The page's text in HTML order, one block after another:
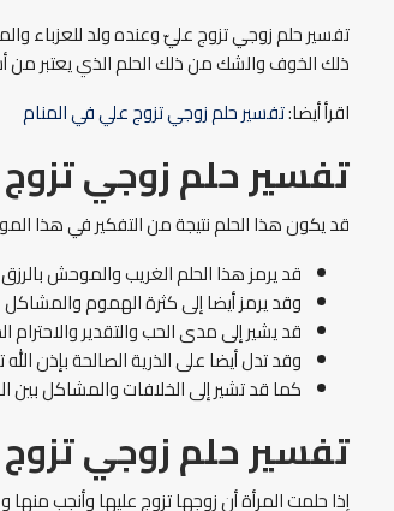
تفسير حلم زوجي تزوج عليّ وعنده ولد للعزباء
ذلك الخوف والشك من ذلك الحلم الذي يعتبر من
اقرأ أيضا:تفسير حلم زوجي تزوج علي في المنام
تفسير حلم زوجي
قد يكون هذا الحلم نتيجة من التفكير في هذا
قد يرمز هذا الحلم الغريب والموحش
وقد يرمز أيضا إلى كثرة الهموم
قد يشير إلى مدى الحب والتقدير والاحترام
وقد تدل أيضا على الذرية الصالحة بإذن الله
كما قد تشير إلى الخلافات والمشاكل بين
تفسير حلم زوجي
إذا حلمت المرأة أن زوجها تزوج عليها وأنجب